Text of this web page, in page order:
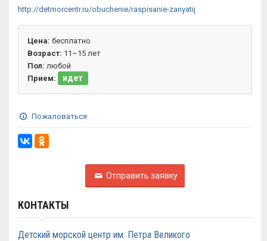
http://detmorcentr.ru/obuchenie/raspisanie-zanyatij
Цена: бесплатно
Возраст: 11–15 лет
Пол: любой
Прием:
идет
Пожаловаться
Отправить заявку
КОНТАКТЫ
Детский морской центр им. Петра Великого